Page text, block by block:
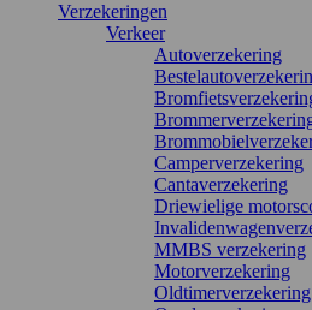
Verzekeringen
Verkeer
Autoverzekering
Camperverzekering
Cantaverzekering
Driewielige
MMBS verzekering
Motorverzekering
Oldtimerverzekering